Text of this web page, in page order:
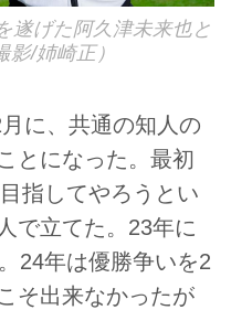
遂げた阿久津未来也と
/姉崎正）
に、共通の知人の
とになった。最初
指してやろうとい
で立てた。23年に
24年は優勝争いを2
そ出来なかったが